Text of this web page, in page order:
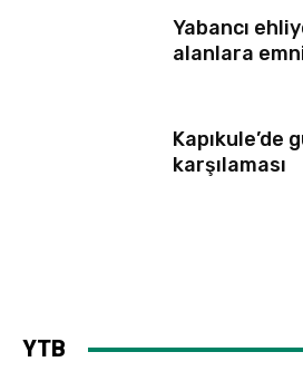
Yabancı
alanlara
karşılaması
YTB